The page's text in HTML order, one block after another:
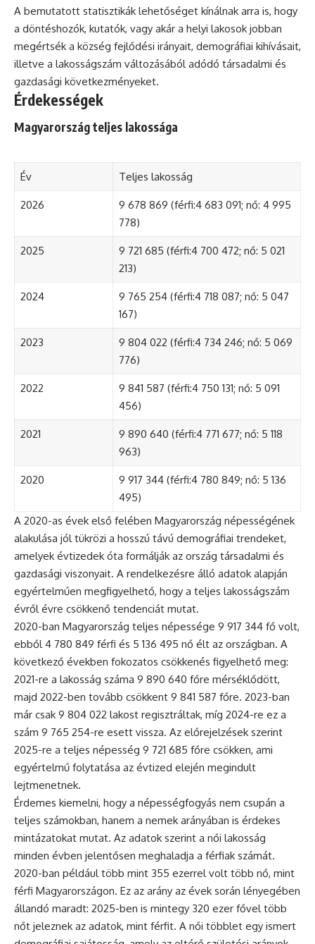
A bemutatott statisztikák lehetőséget kínálnak arra is, hogy
a döntéshozók, kutatók, vagy akár a helyi lakosok jobban
megértsék a község fejlődési irányait, demográfiai kihívásait,
illetve a lakosságszám változásából adódó társadalmi és
gazdasági következményeket.
Érdekességek
Magyarország teljes lakossága
Év Teljes lakosság
2026
9 678 869 (férfi:4 683 091; nő: 4 995
778)
2025
9 721 685 (férfi:4 700 472; nő: 5 021
213)
2024
9 765 254 (férfi:4 718 087; nő: 5 047
167)
2023
9 804 022 (férfi:4 734 246; nő: 5 069
776)
2022
9 841 587 (férfi:4 750 131; nő: 5 091
456)
2021
9 890 640 (férfi:4 771 677; nő: 5 118
963)
2020
9 917 344 (férfi:4 780 849; nő: 5 136
495)
A 2020-as évek első felében Magyarország népességének
alakulása jól tükrözi a hosszú távú demográfiai trendeket,
amelyek évtizedek óta formálják az ország társadalmi és
gazdasági viszonyait. A rendelkezésre álló adatok alapján
egyértelműen megfigyelhető, hogy a teljes lakosságszám
évről évre csökkenő tendenciát mutat.
2020-ban Magyarország teljes népessége 9 917 344 fő volt,
ebből 4 780 849 férfi és 5 136 495 nő élt az országban. A
következő években fokozatos csökkenés figyelhető meg:
2021-re a lakosság száma 9 890 640 főre mérséklődött,
majd 2022-ben tovább csökkent 9 841 587 főre. 2023-ban
már csak 9 804 022 lakost regisztráltak, míg 2024-re ez a
szám 9 765 254-re esett vissza. Az előrejelzések szerint
2025-re a teljes népesség 9 721 685 főre csökken, ami
egyértelmű folytatása az évtized elején megindult
lejtmenetnek.
Érdemes kiemelni, hogy a népességfogyás nem csupán a
teljes számokban, hanem a nemek arányában is érdekes
mintázatokat mutat. Az adatok szerint a női lakosság
minden évben jelentősen meghaladja a férfiak számát.
2020-ban például több mint 355 ezerrel volt több nő, mint
férfi Magyarországon. Ez az arány az évek során lényegében
állandó maradt: 2025-ben is mintegy 320 ezer fővel több
nőt jeleznek az adatok, mint férfit. A női többlet egy ismert